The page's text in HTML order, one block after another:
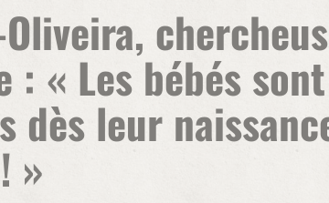
: « Les bébés
dès leur
»